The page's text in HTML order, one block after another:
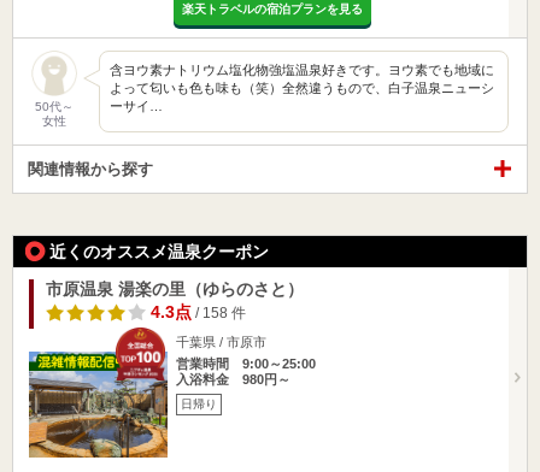
楽天トラベルの宿泊プランを見る
50代～
女性
含ヨウ素ナトリウム塩化物強塩温泉好きです。ヨウ素でも地域に
よって匂いも色も味も（笑）全然違うもので、白子温泉ニューシ
ーサイ…
関連情報から探す
近くのオススメ温泉クーポン
市原温泉 湯楽の里（ゆらのさと）
4.3点/ 158 件
千葉県 / 市原市
営業時間 9:00～25:00
入浴料金 980円～
日帰り